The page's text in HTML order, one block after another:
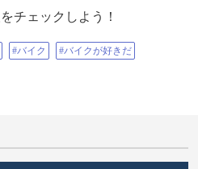
チェックしよう！
#バイク #バイクが好きだ